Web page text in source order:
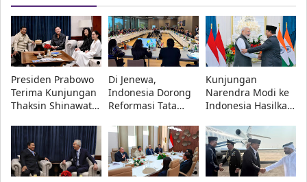
Presiden Prabowo
Terima Kunjungan
Thaksin Shinawatra
Di Jenewa,
Indonesia Dorong
Reformasi Tata
Musik dan
Jurnalistik dalam
Forum WIPO
Kunjungan
Narendra Modi ke
Indonesia Hasilkan
dari Teknologi
hingga Antariksa